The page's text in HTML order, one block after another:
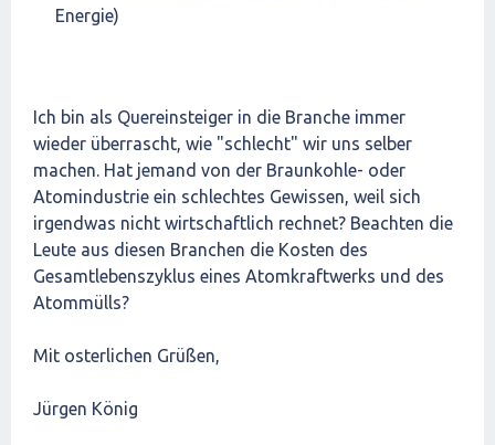
Energie)
Ich bin als Quereinsteiger in die Branche immer
wieder überrascht, wie "schlecht" wir uns selber
machen. Hat jemand von der Braunkohle- oder
Atomindustrie ein schlechtes Gewissen, weil sich
irgendwas nicht wirtschaftlich rechnet? Beachten die
Leute aus diesen Branchen die Kosten des
Gesamtlebenszyklus eines Atomkraftwerks und des
Atommülls?
Mit osterlichen Grüßen,
Jürgen König